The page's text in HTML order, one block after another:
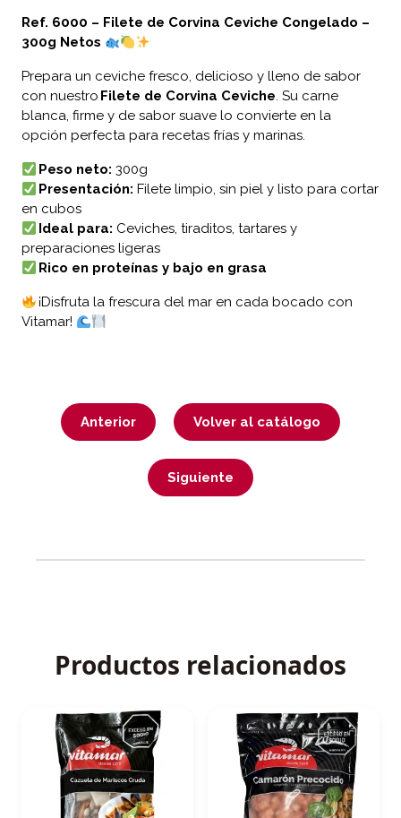
Ref. 6000 – Filete de Corvina Ceviche Congelado –
300g Netos
Prepara un ceviche fresco, delicioso y lleno de sabor
con nuestro Filete de Corvina Ceviche. Su carne
blanca, firme y de sabor suave lo convierte en la
opción perfecta para recetas frías y marinas.
Peso neto: 300g
Presentación: Filete limpio, sin piel y listo para cortar
en cubos
Ideal para: Ceviches, tiraditos, tartares y
preparaciones ligeras
Rico en proteínas y bajo en grasa
¡Disfruta la frescura del mar en cada bocado con
Vitamar!
Anterior Volver al catálogo
Siguiente
Productos relacionados